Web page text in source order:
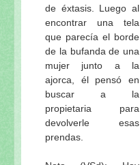
de éxtasis. Luego al
encontrar una tela
que parecía el borde
de la bufanda de una
mujer junto a la
ajorca, él pensó en
buscar a la
propietaria para
devolverle esas
prendas.